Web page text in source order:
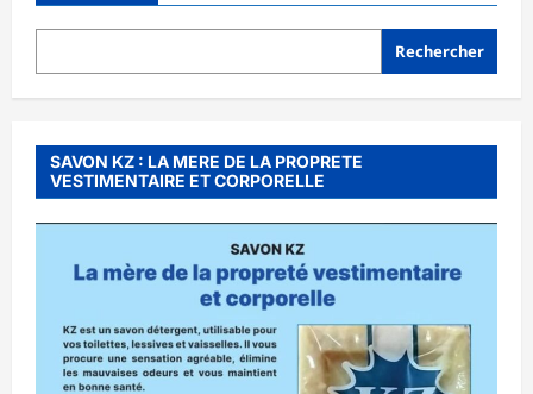
Rechercher
SAVON KZ : LA MERE DE LA PROPRETE
VESTIMENTAIRE ET CORPORELLE